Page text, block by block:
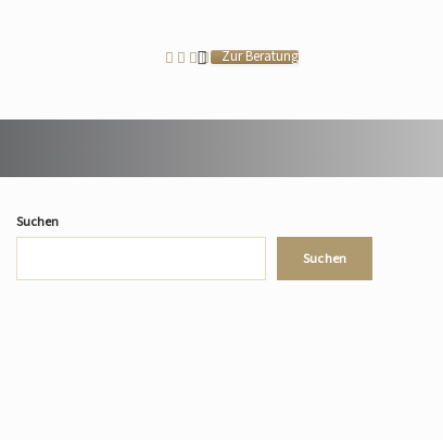
Zur Beratung
Suchen
Suchen